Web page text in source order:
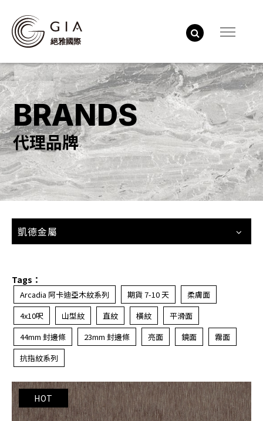
BRANDS
代理品牌
凱德金屬
Tags：
Arcadia 阿卡迪亞木紋系列 期貨 7-10 天
柔膚面
4x10呎
山型紋 直紋 橫紋
平滑面
44mm 封邊條
23mm 封邊條 亮面 鏡面
霧面
抗指紋系列